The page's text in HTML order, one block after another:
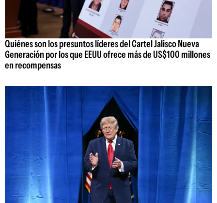
Quiénes son los presuntos líderes del Cartel Jalisco Nueva
Generación por los que EEUU ofrece más de US$100 millones
en recompensas